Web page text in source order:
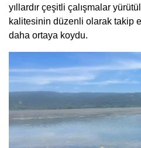
yıllardır çeşitli çalışmalar
kalitesinin düzenli olarak takip
daha ortaya koydu.